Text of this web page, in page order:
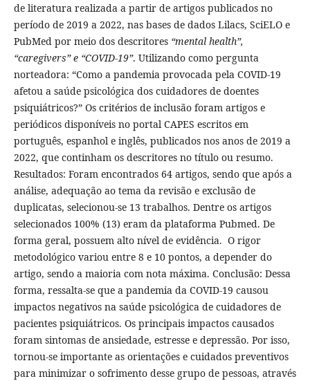
de literatura realizada a partir de artigos publicados no
período de 2019 a 2022, nas bases de dados Lilacs, SciELO e
PubMed por meio dos descritores “mental health”,
“caregivers” e “COVID-19”. Utilizando como pergunta
norteadora: “Como a pandemia provocada pela COVID-19
afetou a saúde psicológica dos cuidadores de doentes
psiquiátricos?” Os critérios de inclusão foram artigos e
periódicos disponíveis no portal CAPES escritos em
português, espanhol e inglês, publicados nos anos de 2019 a
2022, que continham os descritores no título ou resumo.
Resultados: Foram encontrados 64 artigos, sendo que após a
análise, adequação ao tema da revisão e exclusão de
duplicatas, selecionou-se 13 trabalhos. Dentre os artigos
selecionados 100% (13) eram da plataforma Pubmed. De
forma geral, possuem alto nível de evidência. O rigor
metodológico variou entre 8 e 10 pontos, a depender do
artigo, sendo a maioria com nota máxima. Conclusão: Dessa
forma, ressalta-se que a pandemia da COVID-19 causou
impactos negativos na saúde psicológica de cuidadores de
pacientes psiquiátricos. Os principais impactos causados
foram sintomas de ansiedade, estresse e depressão. Por isso,
tornou-se importante as orientações e cuidados preventivos
para minimizar o sofrimento desse grupo de pessoas, através